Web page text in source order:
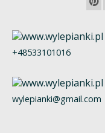
+48533101016
wylepianki@gmail.com